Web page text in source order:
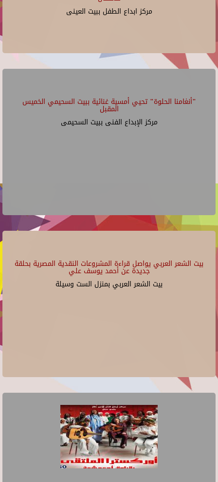
مركز ابداع الطفل ببيت العينى
"أنغامنا الحلوة" تحيي أمسية غنائية ببيت السحيمي الخميس
المقبل
مركز الإبداع الفنى ببيت السحيمى
بيت الشعر العربي يواصل قراءة المشروعات النقدية المصرية بحلقة
جديدة عن أحمد يوسف علي
بيت الشعر العربي بمنزل الست وسيلة